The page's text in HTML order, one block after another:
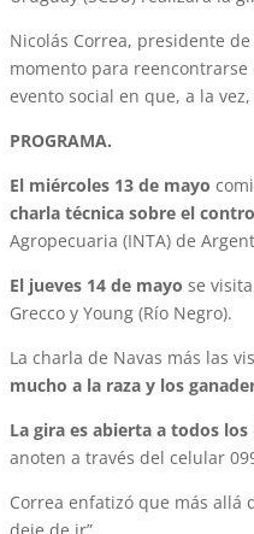
Nicolás Correa, presidente
momento para reencontrarse
evento social en que, a la
PROGRAMA.
El miércoles 13 de mayo
charla técnica sobre el
Agropecuaria (INTA) de
El jueves 14 de mayo se
Grecco y Young (Río Negro).
La charla de Navas más las
mucho a la raza y los
La gira es abierta a todos
anoten a través del celular
Correa enfatizó que más
deje de ir”.